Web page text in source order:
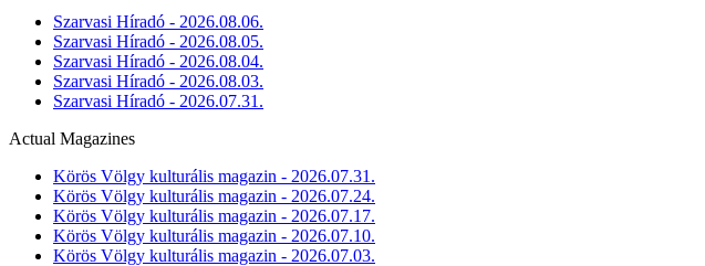
Szarvasi Híradó - 2026.08.06.
Szarvasi Híradó - 2026.08.05.
Szarvasi Híradó - 2026.08.04.
Szarvasi Híradó - 2026.08.03.
Szarvasi Híradó - 2026.07.31.
Actual Magazines
Körös Völgy kulturális magazin - 2026.07.31.
Körös Völgy kulturális magazin - 2026.07.24.
Körös Völgy kulturális magazin - 2026.07.17.
Körös Völgy kulturális magazin - 2026.07.10.
Körös Völgy kulturális magazin - 2026.07.03.